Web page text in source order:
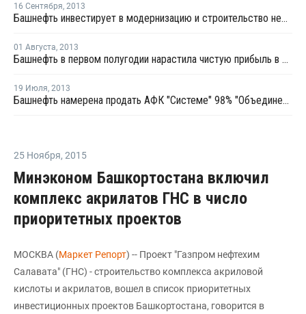
16 Сентября, 2013
Башнефть инвестирует в модернизацию и строительство нефтеперерабатывающих установок 80 млрд руб.
01 Августа, 2013
Башнефть в первом полугодии нарастила чистую прибыль в 1,6 раза
19 Июля, 2013
Башнефть намерена продать АФК "Системе" 98% "Объединенной нефтехимической компании"
25 Ноября, 2015
Минэконом Башкортостана включил
комплекс акрилатов ГНС в число
приоритетных проектов
МОСКВА (Маркет Репорт) -- Проект "Газпром нефтехим
Салавата" (ГНС) - строительство комплекса акриловой
кислоты и акрилатов, вошел в список приоритетных
инвестиционных проектов Башкортостана, говорится в